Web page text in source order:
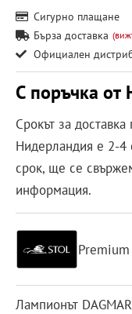
Сигурно плащане
Бърза доставка
Официален
С поръчка от
Срокът за
Нидерландия е 2-4
срок, ще се
информация.
Лампионът